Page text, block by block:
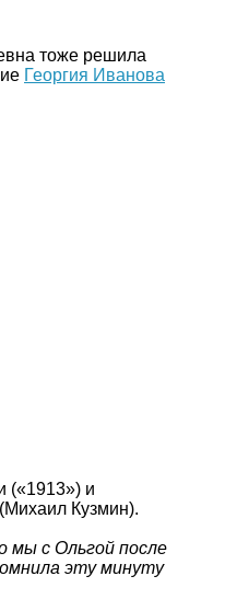
тоже решила
Георгия Иванова
(«1913») и
Кузмин).
мы с Ольгой после
эту минуту